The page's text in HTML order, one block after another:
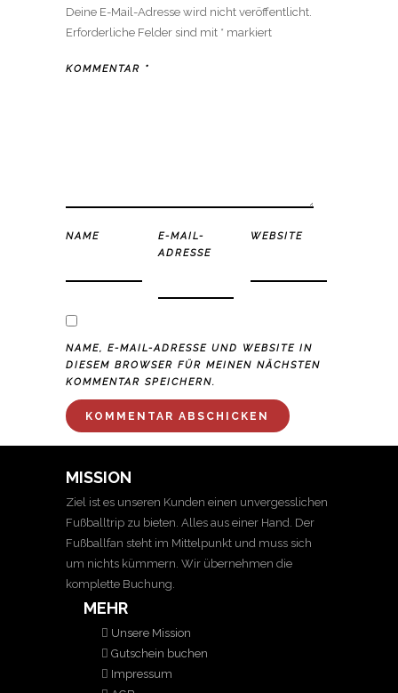
Deine E-Mail-Adresse wird nicht veröffentlicht.
Erforderliche Felder sind mit * markiert
KOMMENTAR *
NAME
E-MAIL-
ADRESSE
WEBSITE
NAME, E-MAIL-ADRESSE UND WEBSITE IN
DIESEM BROWSER FÜR MEINEN NÄCHSTEN
KOMMENTAR SPEICHERN.
MISSION
Ziel ist es unseren Kunden einen unvergesslichen
Fußballtrip zu bieten. Alles aus einer Hand. Der
Fußballfan steht im Mittelpunkt und muss sich
um nichts kümmern. Wir übernehmen die
komplette Buchung.
MEHR
Unsere Mission
Gutschein buchen
Impressum